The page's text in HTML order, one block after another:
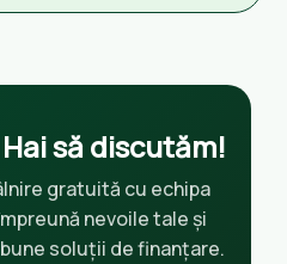
să discutăm!
gratuită cu echipa
nevoile tale și
soluții de finanțare.